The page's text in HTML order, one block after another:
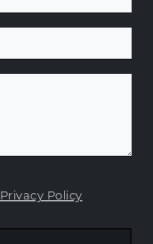
Privacy Policy